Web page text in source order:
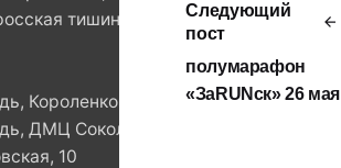
Следующий
пост
полумарафон
«ЗаRUNск» 26 мая
тишина,10
Короленко, 8
ДМЦ Сокольники, ул.Стромынка, 11
10